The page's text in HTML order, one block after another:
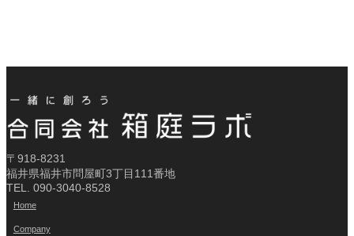
〒918-8231
福井県福井市問屋町3丁目111番地
TEL. 090-3040-8528
Home
Company